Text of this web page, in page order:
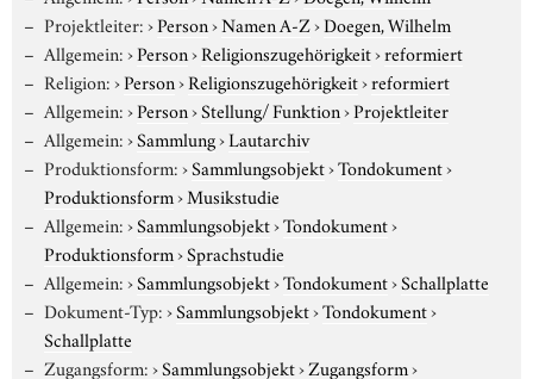
Projektleiter:›Person›Namen A-Z›Doegen, Wilhelm
Allgemein:›Person›Religionszugehörigkeit›reformiert
Religion:›Person›Religionszugehörigkeit›reformiert
Allgemein:›Person›Stellung/ Funktion›Projektleiter
Allgemein:›Sammlung›Lautarchiv
Produktionsform:›Sammlungsobjekt›Tondokument›
Produktionsform›Musikstudie
Allgemein:›Sammlungsobjekt›Tondokument›
Produktionsform›Sprachstudie
Allgemein:›Sammlungsobjekt›Tondokument›Schallplatte
Dokument-Typ:›Sammlungsobjekt›Tondokument›
Schallplatte
Zugangsform:›Sammlungsobjekt›Zugangsform›